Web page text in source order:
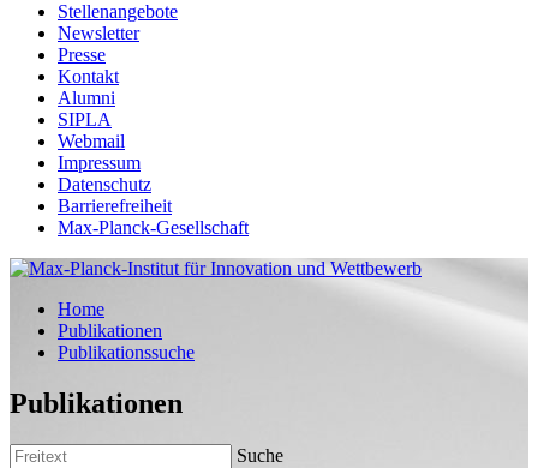
Stellenangebote
Newsletter
Presse
Kontakt
Alumni
SIPLA
Webmail
Impressum
Datenschutz
Barrierefreiheit
Max-Planck-Gesellschaft
Home
Publikationen
Publikationssuche
Publikationen
Suche